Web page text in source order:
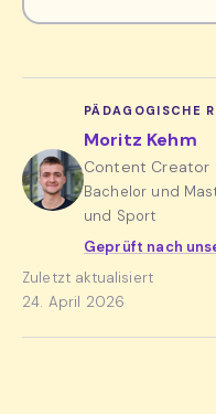
PÄDAGOGISCHE
Moritz Kehm
Content Creator
Bachelor und
und Sport
Geprüft nach
Zuletzt aktualisiert
24. April 2026